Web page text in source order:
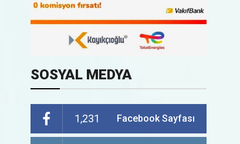
SOSYAL MEDYA
1,231 Facebook Sayfası